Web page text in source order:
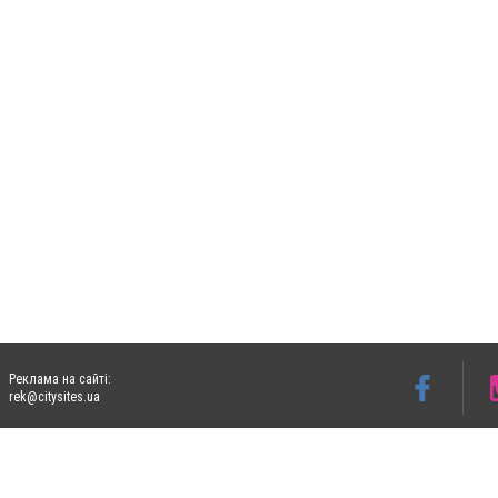
Реклама на сайті:
rek@citysites.ua